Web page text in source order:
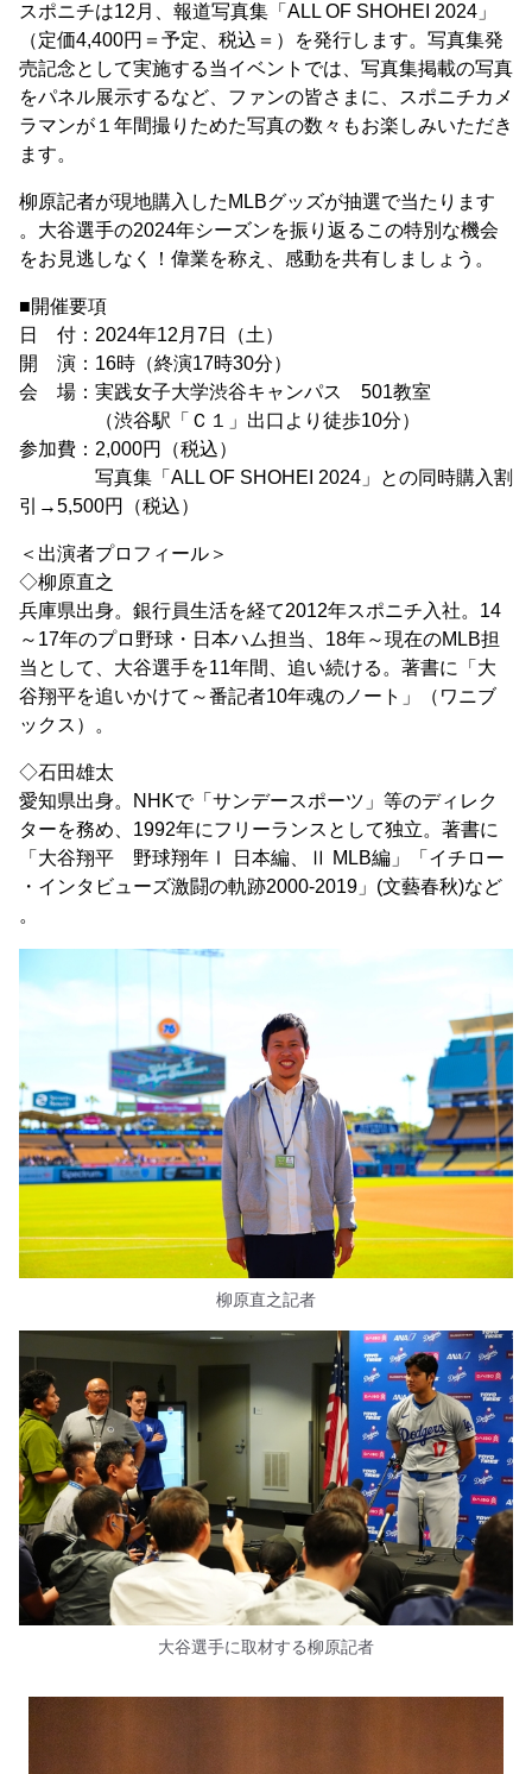
スポニチは12月、報道写真集「ALL OF SHOHEI 2024」
（定価4,400円＝予定、税込＝）を発行します。写真集発
売記念として実施する当イベントでは、写真集掲載の写真
をパネル展示するなど、ファンの皆さまに、スポニチカメ
ラマンが１年間撮りためた写真の数々もお楽しみいただき
ます。
柳原記者が現地購入したMLBグッズが抽選で当たります
。大谷選手の2024年シーズンを振り返るこの特別な機会
をお見逃しなく！偉業を称え、感動を共有しましょう。
■開催要項
日 付：2024年12月7日（土）
開 演：16時（終演17時30分）
会 場：実践女子大学渋谷キャンパス 501教室
（渋谷駅「Ｃ１」出口より徒歩10分）
参加費：2,000円（税込）
写真集「ALL OF SHOHEI 2024」との同時購入割
引→5,500円（税込）
＜出演者プロフィール＞
◇柳原直之
兵庫県出身。銀行員生活を経て2012年スポニチ入社。14
～17年のプロ野球・日本ハム担当、18年～現在のMLB担
当として、大谷選手を11年間、追い続ける。著書に「大
谷翔平を追いかけて～番記者10年魂のノート」（ワニブ
ックス）。
◇石田雄太
愛知県出身。NHKで「サンデースポーツ」等のディレク
ターを務め、1992年にフリーランスとして独立。著書に
「大谷翔平 野球翔年Ⅰ 日本編、Ⅱ MLB編」「イチロー
・インタビューズ激闘の軌跡2000-2019」(文藝春秋)など
。
柳原直之記者
大谷選手に取材する柳原記者